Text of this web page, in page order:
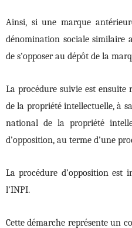
Ainsi, si une marque
dénomination sociale similaire
de s’opposer au dépôt de la
La procédure suivie est ensuite
de la propriété intellectuelle, à
national de la propriété
d’opposition, au terme d’une
La procédure d’opposition est
l’INPI.
Cette démarche représente un